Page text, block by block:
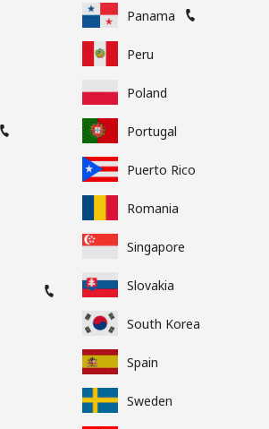
Panama
Peru
Poland
Portugal
Puerto Rico
Romania
Singapore
Slovakia
South Korea
Spain
Sweden